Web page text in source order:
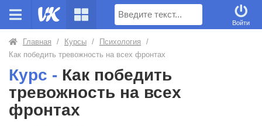
Поиск
Войти
Главная / Курсы / Психология
/
Как победить тревожность на всех фронтах
Курс - Как победить
тревожность на всех
фронтах